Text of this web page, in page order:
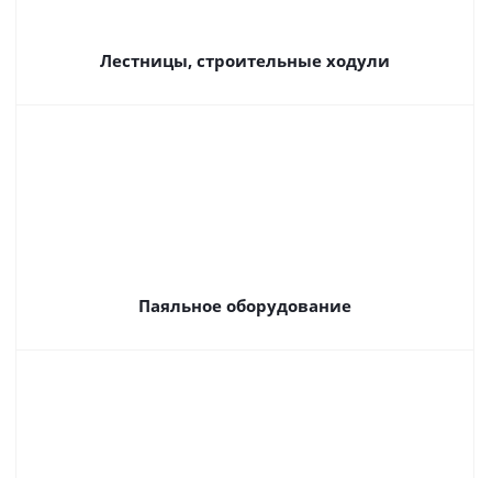
Лестницы, строительные ходули
Паяльное оборудование